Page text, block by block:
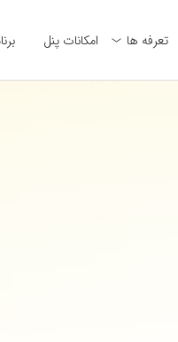
تعرفه ها امکانات پنل